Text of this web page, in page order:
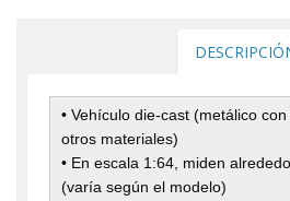
• Vehículo die-cast (metálico
otros materiales)
• En escala 1:64, miden
(varía según el modelo)